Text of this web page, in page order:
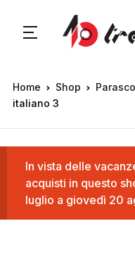
Home Shop
italiano 3
In vista delle
acquisti in questo
luglio a giovedì 20